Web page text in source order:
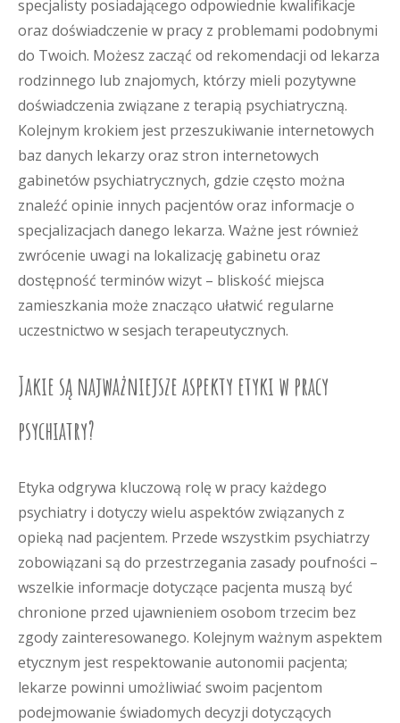
specjalisty posiadającego odpowiednie kwalifikacje
oraz doświadczenie w pracy z problemami podobnymi
do Twoich. Możesz zacząć od rekomendacji od lekarza
rodzinnego lub znajomych, którzy mieli pozytywne
doświadczenia związane z terapią psychiatryczną.
Kolejnym krokiem jest przeszukiwanie internetowych
baz danych lekarzy oraz stron internetowych
gabinetów psychiatrycznych, gdzie często można
znaleźć opinie innych pacjentów oraz informacje o
specjalizacjach danego lekarza. Ważne jest również
zwrócenie uwagi na lokalizację gabinetu oraz
dostępność terminów wizyt – bliskość miejsca
zamieszkania może znacząco ułatwić regularne
uczestnictwo w sesjach terapeutycznych.
Jakie są najważniejsze aspekty etyki w pracy
psychiatry?
Etyka odgrywa kluczową rolę w pracy każdego
psychiatry i dotyczy wielu aspektów związanych z
opieką nad pacjentem. Przede wszystkim psychiatrzy
zobowiązani są do przestrzegania zasady poufności –
wszelkie informacje dotyczące pacjenta muszą być
chronione przed ujawnieniem osobom trzecim bez
zgody zainteresowanego. Kolejnym ważnym aspektem
etycznym jest respektowanie autonomii pacjenta;
lekarze powinni umożliwiać swoim pacjentom
podejmowanie świadomych decyzji dotyczących